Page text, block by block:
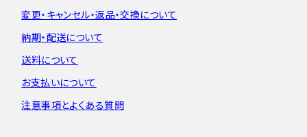
変更・キャンセル・返品・交換について
納期・配送について
送料について
お支払いについて
注意事項とよくある質問